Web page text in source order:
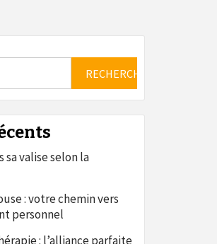
valise selon la
: votre chemin vers
personnel
: l’alliance parfaite